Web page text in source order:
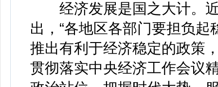
经济发展是国之大计。近
出，“各地区各部门要担负
推出有利于经济稳定的政策
贯彻落实中央经济工作会议